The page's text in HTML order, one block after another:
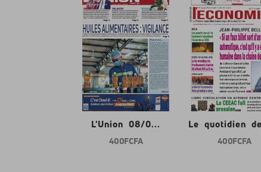
L'Union 08/0...
400 FCFA
Le quotidien
400 FCFA